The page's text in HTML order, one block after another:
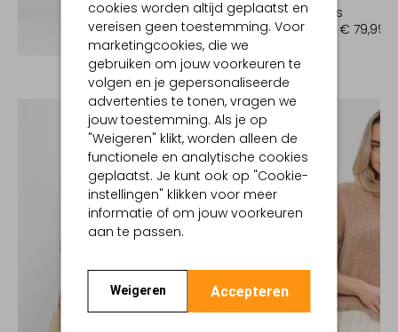
cookies worden altijd geplaatst en
vereisen geen toestemming. Voor
marketingcookies, die we
gebruiken om jouw voorkeuren te
volgen en je gepersonaliseerde
advertenties te tonen, vragen we
jouw toestemming. Als je op
"Weigeren" klikt, worden alleen de
functionele en analytische cookies
geplaatst. Je kunt ook op "Cookie-
instellingen" klikken voor meer
informatie of om jouw voorkeuren
aan te passen.
Weigeren Accepteren
Ontdek de look
Spijkerjas
€ 159,99
€ 79,99